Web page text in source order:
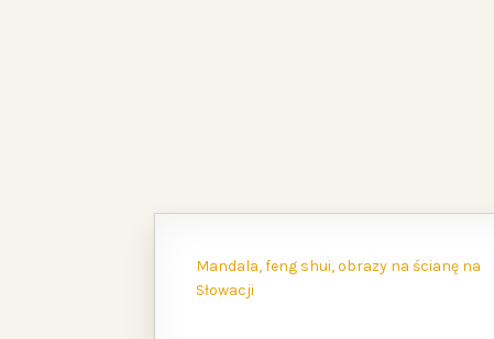
Mandala, feng shui, obrazy na ścianę na
Słowacji